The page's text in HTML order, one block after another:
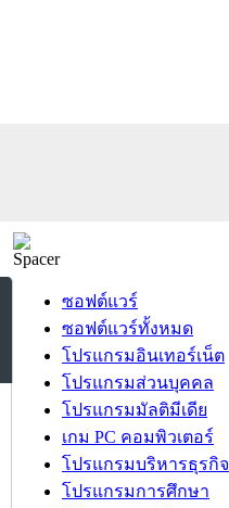
ซอฟต์แวร์
ซอฟต์แวร์ทั้งหมด
โปรแกรมอินเทอร์เน็ต
โปรแกรมส่วนบุคคล
โปรแกรมมัลติมีเดีย
เกม PC คอมพิวเตอร์
โปรแกรมบริหารธุรกิจ
โปรแกรมการศึกษา